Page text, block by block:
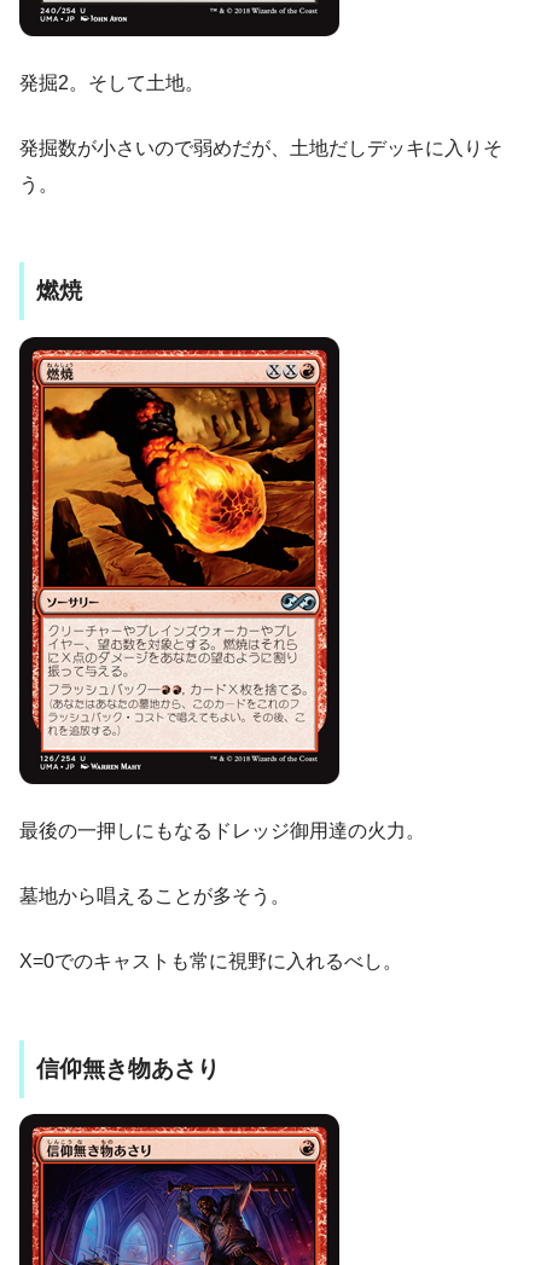
発掘2。そして土地。
発掘数が小さいので弱めだが、土地だしデッキに入りそ
う。
燃焼
最後の一押しにもなるドレッジ御用達の火力。
墓地から唱えることが多そう。
X=0でのキャストも常に視野に入れるべし。
信仰無き物あさり